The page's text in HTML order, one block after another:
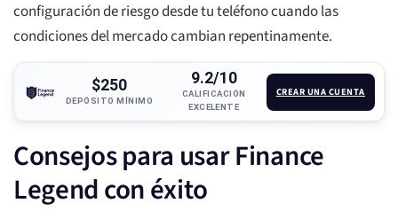
configuración de riesgo desde tu teléfono cuando las
condiciones del mercado cambian repentinamente.
$250
DEPÓSITO MÍNIMO
9.2/10
CALIFICACIÓN
EXCELENTE
CREAR UNA CUENTA
Consejos para usar Finance
Legend con éxito